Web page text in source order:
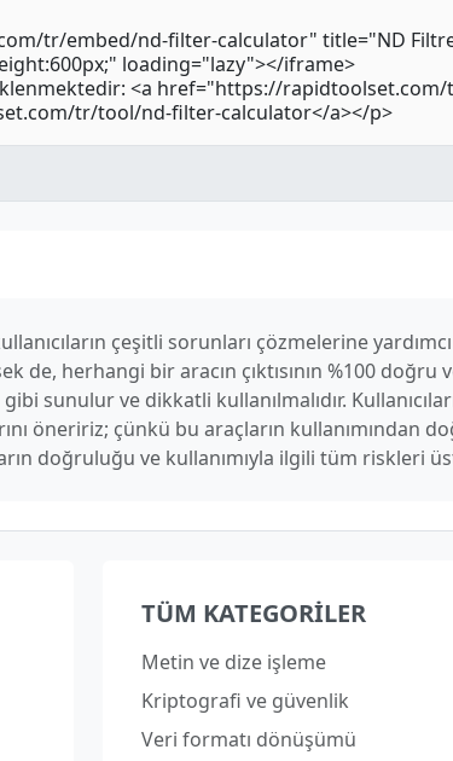
çeşitli sorunları çözmelerine
de, herhangi bir aracın çıktısının %100
sunulur ve dikkatli kullanılmalıdır.
öneririz; çünkü bu araçların kullanımından
doğruluğu ve kullanımıyla ilgili tüm riskleri
TÜM KATEGORILER
Metin ve dize işleme
Kriptografi ve güvenlik
Veri formatı dönüşümü